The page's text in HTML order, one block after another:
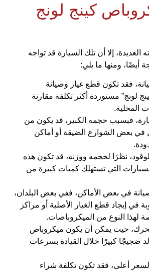
كينج لونج
إلا أن تلك السيارة قد تواجه
أيضًا، ومنها ما يلي:
فقد تكون قطع غيار وصيانة
لونج” مستوردة أكثر تكلفة مقارنة
المحلية.
فبسبب حجمه الكبير، قد يكون من
في بعض الشوارع الضيقة أو أماكن
نظرًا لحجمه ووزنه، قد تكون هذه
التي تستهلك كميات كبيرة من
في بعض الأماكن، ففي بعض البلدان،
في إيجاد قطع الغيار الأصلية أو مراكز
لهذا النوع من الميكروباصات.
حيث يمكن أن يكون ميكروباص
ضجيجًا كبيرًا خلال القيادة بسرعات
أعلى، فقد تكون تكلفة شراء